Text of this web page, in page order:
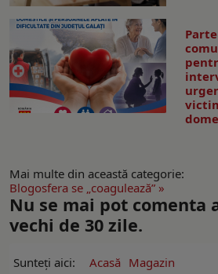
Mai multe din această categorie:
Blogosfera se „coagulează” »
Nu se mai pot comenta
vechi de 30 zile.
Sunteți aici: Acasă Magazin